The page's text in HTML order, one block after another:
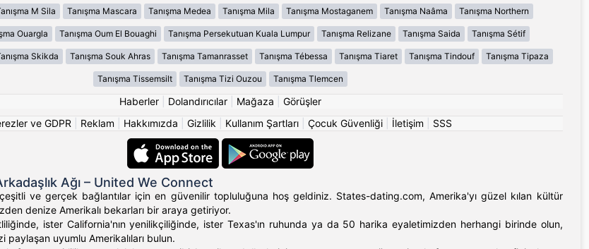
M Sila Tanışma Mascara Tanışma Medea Tanışma Mila Tanışma Mostaganem Tanışma Naâma Tanışma Northern
Ouargla Tanışma Oum El Bouaghi Tanışma Persekutuan Kuala Lumpur Tanışma Relizane Tanışma Saida Tanışma Sétif
Skikda Tanışma Souk Ahras Tanışma Tamanrasset Tanışma Tébessa Tanışma Tiaret Tanışma Tindouf Tanışma Tipaza
Tanışma Tissemsilt Tanışma Tizi Ouzou Tanışma Tlemcen
Haberler Dolandırıcılar Mağaza
Görüşler
ve GDPR
Reklam Hakkımızda Gizlilik Kullanım Şartları Çocuk Güvenliği İletişim SSS
Ağı – United We Connect
ve gerçek bağlantılar için en güvenilir topluluğuna hoş geldiniz. States-dating.com, Amerika'yı güzel kılan kültür
denize Amerikalı bekarları bir araya getiriyor.
ister California'nın yenilikçiliğinde, ister Texas'ın ruhunda ya da 50 harika eyaletimizden herhangi birinde olun,
uyumlu Amerikalıları bulun.